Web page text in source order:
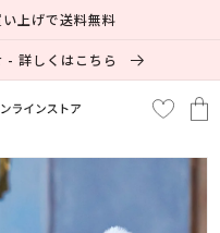
上げで送料無料
詳しくはこちら
カ
ー